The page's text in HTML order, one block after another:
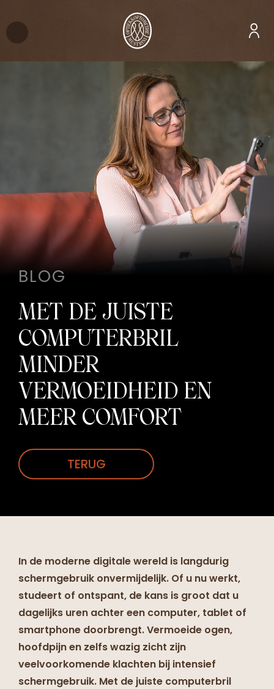
BLOG
MET DE JUISTE
COMPUTERBRIL
MINDER
VERMOEIDHEID EN
MEER COMFORT
TERUG
In de moderne digitale wereld is langdurig
schermgebruik onvermijdelijk. Of u nu werkt,
studeert of ontspant, de kans is groot dat u
dagelijks uren achter een computer, tablet of
smartphone doorbrengt. Vermoeide ogen,
hoofdpijn en zelfs wazig zicht zijn
veelvoorkomende klachten bij intensief
schermgebruik. Met de juiste computerbril